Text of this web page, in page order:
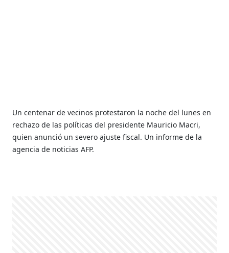
Un centenar de vecinos protestaron la noche del lunes en
rechazo de las políticas del presidente Mauricio Macri,
quien anunció un severo ajuste fiscal. Un informe de la
agencia de noticias AFP.